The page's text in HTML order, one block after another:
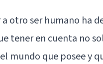
otro ser humano ha
tener en cuenta no
mundo que posee y